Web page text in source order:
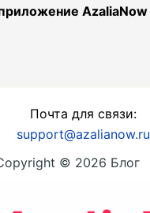
AzaliaNow
Почта для связи:
support@azalianow.ru
© 2026 Блог